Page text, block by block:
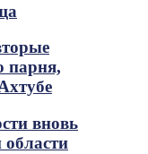
парня,
вновь